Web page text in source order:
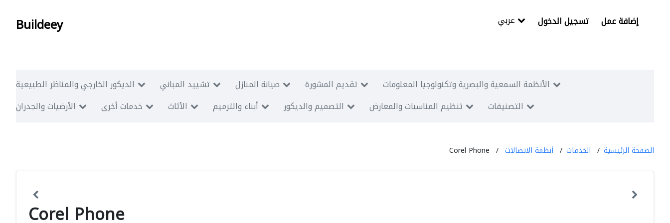
Buildeey تسجيل الدخول إضافة عمل
الديكور الخارجي والمناظر الطبيعية تشييد المباني صيانة المنازل تقديم المشورة
الأنظمة السمعية والبصرية وتكنولوجيا المعلومات
الأرضيات والجدران
خدمات أخرى الأثاث أبناء والترميم التصميم والديكور تنظيم المناسبات والمعارض التصنيفات
الصفحة الرئيسية الخدمات أنظمة الاتصالات Corel Phone
Corel Phone